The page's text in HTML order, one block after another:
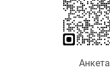
Анкета